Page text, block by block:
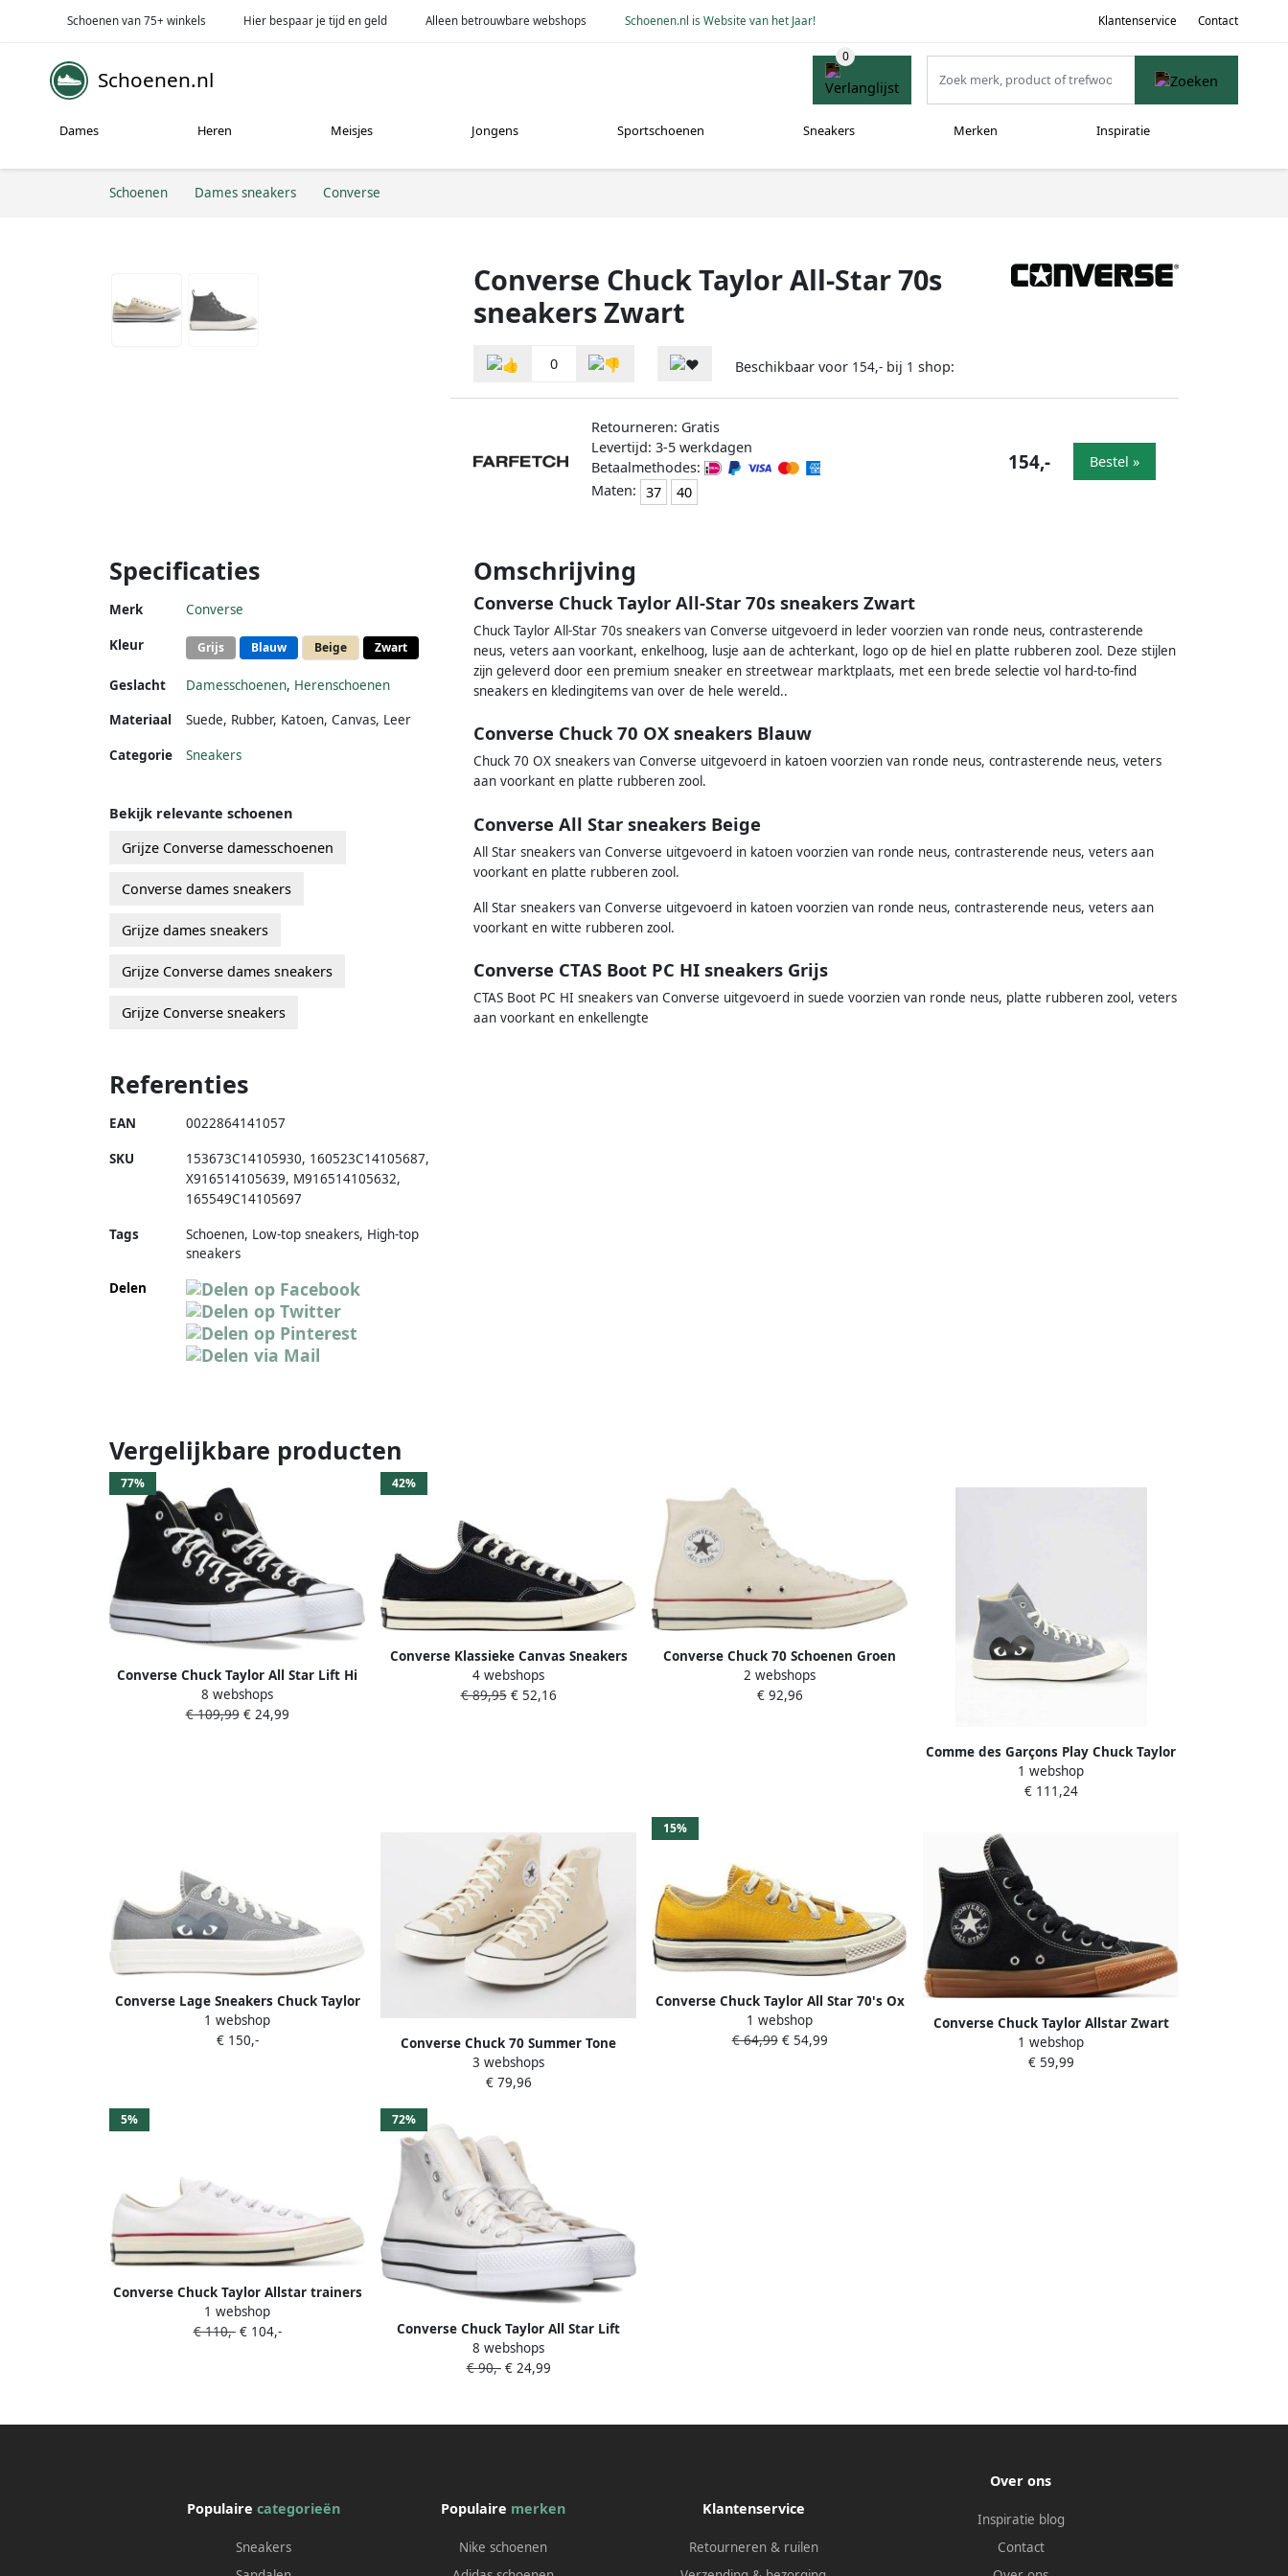
Schoenen van 75+ winkels Hier bespaar je tijd en geld Alleen betrouwbare webshops Schoenen.nl is Website van het Jaar! Klantenservice Contact
Schoenen.nl
Dames Heren Meisjes Jongens Sportschoenen Sneakers Merken Inspiratie
Schoenen Dames sneakers Converse
Converse Chuck Taylor All-Star 70s
sneakers Zwart
0 Beschikbaar voor 154,- bij 1 shop:
Retourneren: Gratis
Levertijd: 3-5 werkdagen
Betaalmethodes:
Maten: 37 40
154,- Bestel »
Specificaties
Merk Converse
Kleur Grijs Blauw Beige Zwart
Geslacht Damesschoenen, Herenschoenen
Materiaal
Suede, Rubber, Katoen, Canvas, Leer
Categorie Sneakers
Omschrijving
Converse Chuck Taylor All-Star 70s sneakers Zwart
Chuck Taylor All-Star 70s sneakers van Converse uitgevoerd in leder voorzien van ronde neus, contrasterende
neus, veters aan voorkant, enkelhoog, lusje aan de achterkant, logo op de hiel en platte rubberen zool. Deze stijlen
zijn geleverd door een premium sneaker en streetwear marktplaats, met een brede selectie vol hard-to-find
sneakers en kledingitems van over de hele wereld..
Converse Chuck 70 OX sneakers Blauw
Chuck 70 OX sneakers van Converse uitgevoerd in katoen voorzien van ronde neus, contrasterende neus, veters
aan voorkant en platte rubberen zool.
Converse All Star sneakers Beige
All Star sneakers van Converse uitgevoerd in katoen voorzien van ronde neus, contrasterende neus, veters aan
voorkant en platte rubberen zool.
All Star sneakers van Converse uitgevoerd in katoen voorzien van ronde neus, contrasterende neus, veters aan
voorkant en witte rubberen zool.
Converse CTAS Boot PC HI sneakers Grijs
CTAS Boot PC HI sneakers van Converse uitgevoerd in suede voorzien van ronde neus, platte rubberen zool, veters
aan voorkant en enkellengte
Bekijk relevante schoenen
Grijze Converse damesschoenen
Converse dames sneakers
Grijze dames sneakers
Grijze Converse dames sneakers
Grijze Converse sneakers
Referenties
EAN 0022864141057
SKU 153673C14105930, 160523C14105687,
X916514105639, M916514105632,
165549C14105697
Tags
Schoenen, Low-top sneakers, High-top
sneakers
Delen
Vergelijkbare producten
77%
Converse Chuck Taylor All Star Lift Hi
Fashion sneakers Schoenen black
white white maat: 40 beschikbare
8 webshops
€ 109,99€ 24,99
42%
Converse Klassieke Canvas Sneakers
voor dagelijks gebruik Black
4 webshops
€ 89,95€ 52,16
Converse Chuck 70 Schoenen Groen
Maat: 36.5 Textil Foot Locker
2 webshops
€ 92,96
Comme des Garçons Play Chuck Taylor
1970s High Canvas Sneaker Gray
1 webshop
€ 111,24
Converse Lage Sneakers Chuck Taylor
All-Star 70s Ox Comme des Garçons
PLAY Steel Grey
1 webshop
€ 150,-
Converse Chuck 70 Summer Tone
Fashion sneakers Schoenen oat milk
egret black maat: 42 beschikbare
3 webshops
€ 79,96
15%
Converse Chuck Taylor All Star 70's Ox
Low
1 webshop
€ 64,99€ 54,99
Converse Chuck Taylor Allstar Zwart
Sneakers Dames
1 webshop
€ 59,99
5%
Converse Chuck Taylor Allstar trainers
Wit
1 webshop
€ 110,-€ 104,-
72%
Converse Chuck Taylor All Star Lift
Clean Hi Fashion sneakers Schoenen
white black white maat: 36.5
8 webshops
€ 90,-€ 24,99
Populairecategorieën
Sneakers
Populaire merken
Nike schoenen
Klantenservice
Retourneren & ruilen
Over ons
Inspiratie blog
Contact